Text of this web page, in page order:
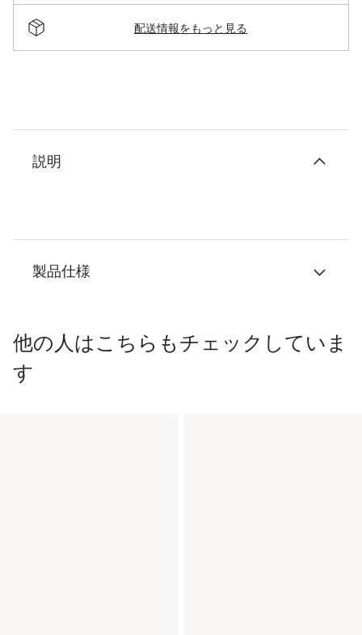
配送情報をもっと見る
説明
製品仕様
他の人はこちらもチェックしていま
す